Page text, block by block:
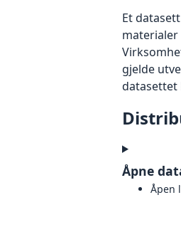
Et
gjelde
datasettet
Åpne
Åpen